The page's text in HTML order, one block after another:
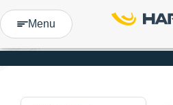
Menu